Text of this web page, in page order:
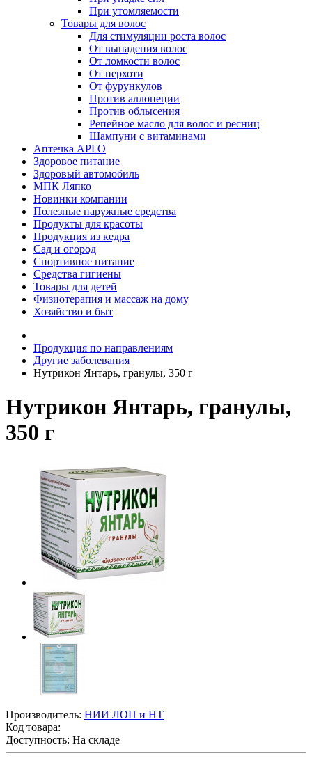
При утомляемости
Товары для волос
Для стимуляции роста волос
От выпадения волос
От ломкости волос
От перхоти
От фурункулов
Против аллопеции
Против облысения
Репейное масло для волос и ресниц
Шампуни с витаминами
Аптечка АРГО
Здоровое питание
Здоровый автомобиль
МПК Ляпко
Новинки компании
Полезные наружные средства
Продукты для красоты
Продукция из кедра
Сад и огород
Спортивное питание
Средства гигиены
Товары для детей
Физиотерапия и массаж на дому
Хозяйство и быт
Продукция по направлениям
Другие заболевания
Нутрикон Янтарь, гранулы, 350 г
Нутрикон Янтарь, гранулы,
350 г
Производитель: НИИ ЛОП и НТ
Код товара:
Доступность: На складе